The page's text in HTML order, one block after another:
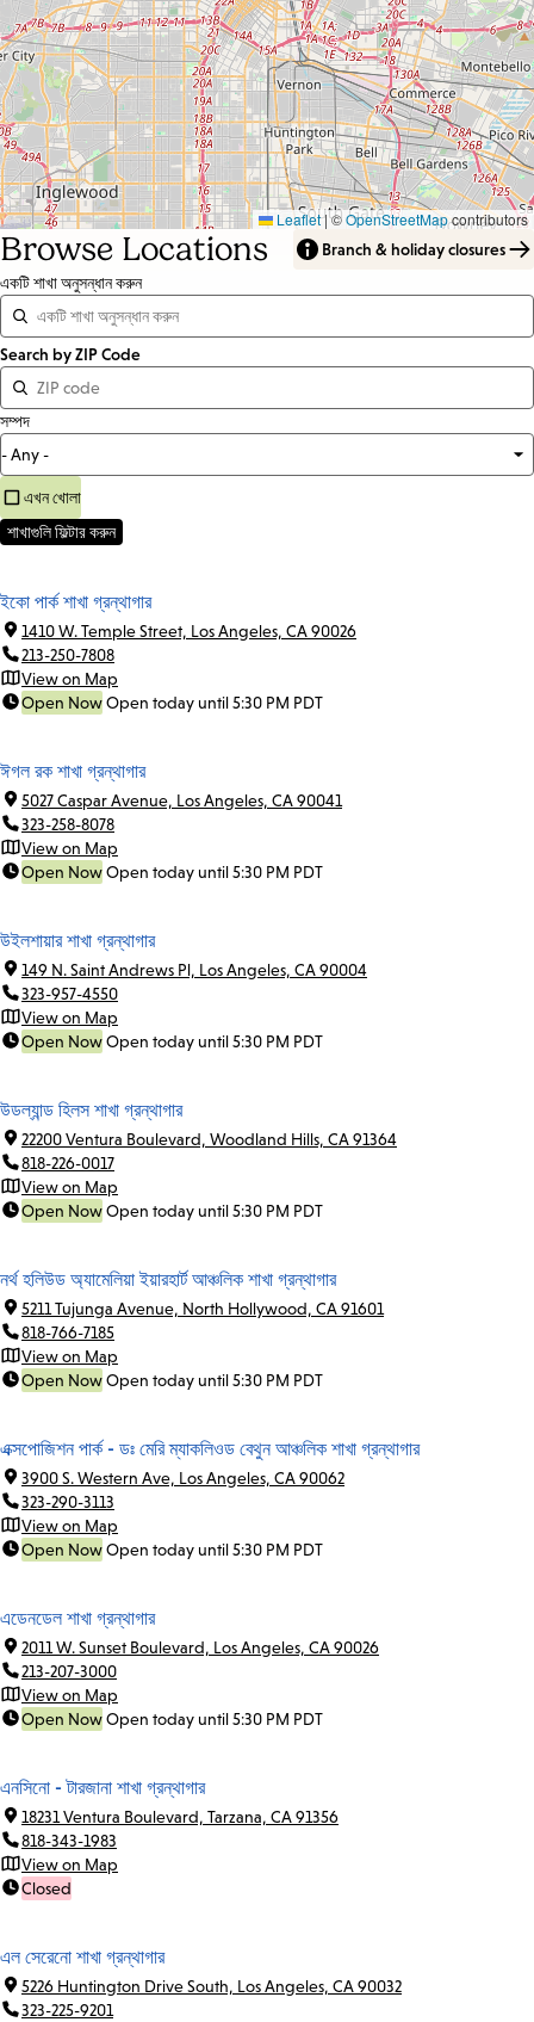
Leaflet|©OpenStreetMapcontributors
Browse Locations
Branch & holiday closures
একটি শাখা অনুসন্ধান করুন
Distance
<=
Units:
Miles
Search by ZIP Code
সম্পদ
এখন খোলা
ইকো পার্ক শাখা গ্রন্থাগার
1410 W. Temple Street, Los Angeles, CA 90026
213-250-7808
View on Map
Open NowOpen today until 5:30 PM PDT
ঈগল রক শাখা গ্রন্থাগার
5027 Caspar Avenue, Los Angeles, CA 90041
323-258-8078
View on Map
Open NowOpen today until 5:30 PM PDT
উইলশায়ার শাখা গ্রন্থাগার
149 N. Saint Andrews Pl, Los Angeles, CA 90004
323-957-4550
View on Map
Open NowOpen today until 5:30 PM PDT
উডল্যান্ড হিলস শাখা গ্রন্থাগার
22200 Ventura Boulevard, Woodland Hills, CA 91364
818-226-0017
View on Map
Open NowOpen today until 5:30 PM PDT
নর্থ হলিউড অ্যামেলিয়া ইয়ারহার্ট আঞ্চলিক শাখা গ্রন্থাগার
5211 Tujunga Avenue, North Hollywood, CA 91601
818-766-7185
View on Map
Open NowOpen today until 5:30 PM PDT
এক্সপোজিশন পার্ক - ডঃ মেরি ম্যাকলিওড বেথুন আঞ্চলিক শাখা গ্রন্থাগার
3900 S. Western Ave, Los Angeles, CA 90062
323-290-3113
View on Map
Open NowOpen today until 5:30 PM PDT
এডেনডেল শাখা গ্রন্থাগার
2011 W. Sunset Boulevard, Los Angeles, CA 90026
213-207-3000
View on Map
Open NowOpen today until 5:30 PM PDT
এনসিনো - টারজানা শাখা গ্রন্থাগার
18231 Ventura Boulevard, Tarzana, CA 91356
818-343-1983
View on Map
Closed
এল সেরেনো শাখা গ্রন্থাগার
5226 Huntington Drive South, Los Angeles, CA 90032
323-225-9201